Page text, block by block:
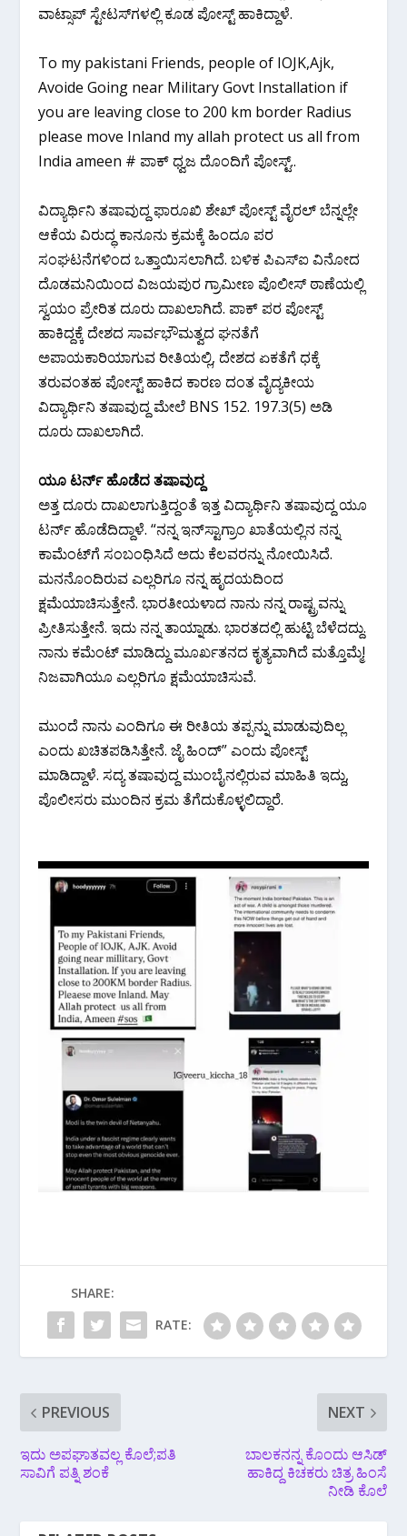
ವಾಟ್ಸಾಪ್ ಸ್ಟೇಟಸ್‌ಗಳಲ್ಲಿ ಕೂಡ ಪೋಸ್ಟ್ ಹಾಕಿದ್ದಾಳೆ.
To my pakistani Friends, people of IOJK,Ajk,
Avoide Going near Military Govt Installation if
you are leaving close to 200 km border Radius
please move Inland my allah protect us all from
India ameen # ಪಾಕ್ ಧ್ವಜ ದೊಂದಿಗೆ ಪೋಸ್ಟ್..
ವಿದ್ಯಾರ್ಥಿನಿ ತಷಾವುದ್ದ ಫಾರೂಖಿ ಶೇಖ್ ಪೋಸ್ಟ್ ವೈರಲ್ ಬೆನ್ನಲ್ಲೇ
ಆಕೆಯ ವಿರುದ್ಧ ಕಾನೂನು ಕ್ರಮಕ್ಕೆ ಹಿಂದೂ ಪರ
ಸಂಘಟನೆಗಳಿಂದ ಒತ್ತಾಯಿಸಲಾಗಿದೆ. ಬಳಿಕ ಪಿಎಸ್ಐ ವಿನೋದ
ದೊಡಮನಿಯಿಂದ ವಿಜಯಪುರ ಗ್ರಾಮೀಣ ಪೊಲೀಸ್ ಠಾಣೆಯಲ್ಲಿ
ಸ್ವಯಂ ಪ್ರೇರಿತ ದೂರು ದಾಖಲಾಗಿದೆ. ಪಾಕ್ ಪರ ಪೋಸ್ಟ್
ಹಾಕಿದ್ದಕ್ಕೆ ದೇಶದ ಸಾರ್ವಭೌಮತ್ವದ ಘನತೆಗೆ
ಅಪಾಯಕಾರಿಯಾಗುವ ರೀತಿಯಲ್ಲಿ, ದೇಶದ ಏಕತೆಗೆ ಧಕ್ಕೆ
ತರುವಂತಹ ಪೋಸ್ಟ್ ಹಾಕಿದ ಕಾರಣ ದಂತ ವೈದ್ಯಕೀಯ
ವಿದ್ಯಾರ್ಥಿನಿ ತಷಾವುದ್ದ ಮೇಲೆ BNS 152. 197.3(5) ಅಡಿ
ದೂರು ದಾಖಲಾಗಿದೆ.
ಯೂ ಟರ್ನ್ ಹೊಡೆದ ತಷಾವುದ್ದ
ಅತ್ತ ದೂರು ದಾಖಲಾಗುತ್ತಿದ್ದಂತೆ ಇತ್ತ ವಿದ್ಯಾರ್ಥಿನಿ ತಷಾವುದ್ದ ಯೂ
ಟರ್ನ್ ಹೊಡೆದಿದ್ದಾಳೆ. “ನನ್ನ ಇನ್‌ಸ್ಟಾಗ್ರಾಂ ಖಾತೆಯಲ್ಲಿನ ನನ್ನ
ಕಾಮೆಂಟ್‌ಗೆ ಸಂಬಂಧಿಸಿದೆ ಅದು ಕೆಲವರನ್ನು ನೋಯಿಸಿದೆ.
ಮನನೊಂದಿರುವ ಎಲ್ಲರಿಗೂ ನನ್ನ ಹೃದಯದಿಂದ
ಕ್ಷಮೆಯಾಚಿಸುತ್ತೇನೆ. ಭಾರತೀಯಳಾದ ನಾನು ನನ್ನ ರಾಷ್ಟ್ರವನ್ನು
ಪ್ರೀತಿಸುತ್ತೇನೆ. ಇದು ನನ್ನ ತಾಯ್ನಾಡು. ಭಾರತದಲ್ಲಿ ಹುಟ್ಟಿ ಬೆಳೆದದ್ದು.
ನಾನು ಕಮೆಂಟ್ ಮಾಡಿದ್ದು ಮೂರ್ಖತನದ ಕೃತ್ಯವಾಗಿದೆ ಮತ್ತೊಮ್ಮೆ!
ನಿಜವಾಗಿಯೂ ಎಲ್ಲರಿಗೂ ಕ್ಷಮೆಯಾಚಿಸುವೆ.
ಮುಂದೆ ನಾನು ಎಂದಿಗೂ ಈ ರೀತಿಯ ತಪ್ಪನ್ನು ಮಾಡುವುದಿಲ್ಲ
ಎಂದು ಖಚಿತಪಡಿಸಿತ್ತೇನೆ. ಜೈ ಹಿಂದ್” ಎಂದು ಪೋಸ್ಟ್
ಮಾಡಿದ್ದಾಳೆ. ಸದ್ಯ ತಷಾವುದ್ದ ಮುಂಬೈನಲ್ಲಿರುವ ಮಾಹಿತಿ ಇದ್ದು,
ಪೊಲೀಸರು ಮುಂದಿನ ಕ್ರಮ ತೆಗೆದುಕೊಳ್ಳಲಿದ್ದಾರೆ.
SHARE:
RATE:
PREVIOUS
ಇದು ಅಪಘಾತವಲ್ಲ ಕೊಲೆ;ಪತಿ
ಸಾವಿಗೆ ಪತ್ನಿ ಶಂಕೆ
NEXT
ಬಾಲಕನನ್ನ ಕೊಂದು ಆಸಿಡ್
ಹಾಕಿದ್ದ ಕಿಚಕರು ಚಿತ್ರ ಹಿಂಸೆ
ನೀಡಿ ಕೊಲೆ